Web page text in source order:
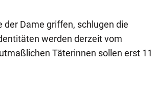
der Dame griffen, schlugen die
werden derzeit vom
Täterinnen sollen erst 11